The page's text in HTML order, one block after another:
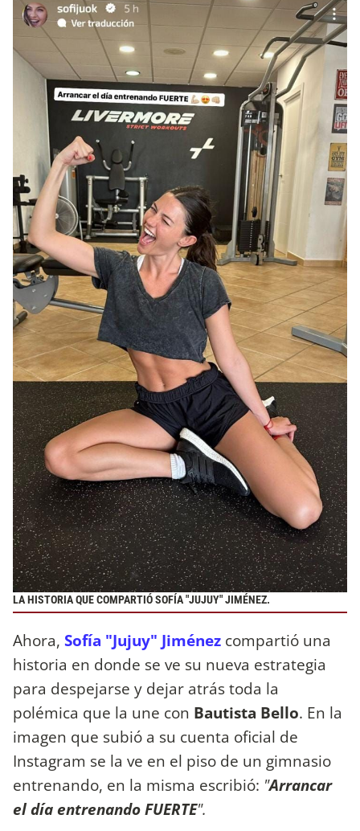
LA HISTORIA QUE COMPARTIÓ SOFÍA "JUJUY" JIMÉNEZ.
Ahora, Sofía "Jujuy" Jiménez compartió una
historia en donde se ve su nueva estrategia
para despejarse y dejar atrás toda la
polémica que la une con Bautista Bello. En la
imagen que subió a su cuenta oficial de
Instagram se la ve en el piso de un gimnasio
entrenando, en la misma escribió: "Arrancar
el día entrenando FUERTE".